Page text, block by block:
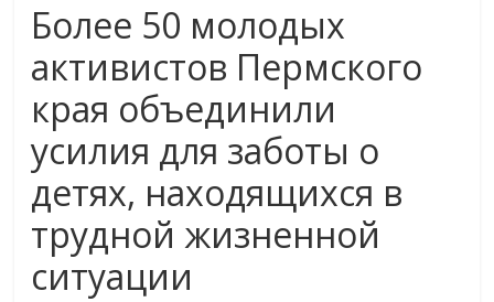
Более 50 молодых
активистов Пермского
края объединили
усилия для заботы о
детях, находящихся в
трудной жизненной
ситуации